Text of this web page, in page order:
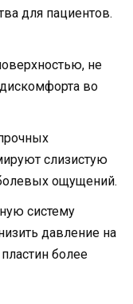
для пациентов.
не
во
слизистую
ощущений.
систему
давление на
более